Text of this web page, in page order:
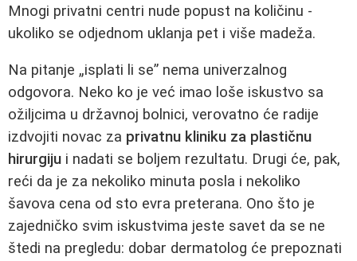
Mnogi privatni centri nude popust na količinu -
ukoliko se odjednom uklanja pet i više madeža.
Na pitanje „isplati li se” nema univerzalnog
odgovora. Neko ko je već imao loše iskustvo sa
ožiljcima u državnoj bolnici, verovatno će radije
izdvojiti novac za privatnu kliniku za plastičnu
hirurgiju i nadati se boljem rezultatu. Drugi će, pak,
reći da je za nekoliko minuta posla i nekoliko
šavova cena od sto evra preterana. Ono što je
zajedničko svim iskustvima jeste savet da se ne
štedi na pregledu: dobar dermatolog će prepoznati